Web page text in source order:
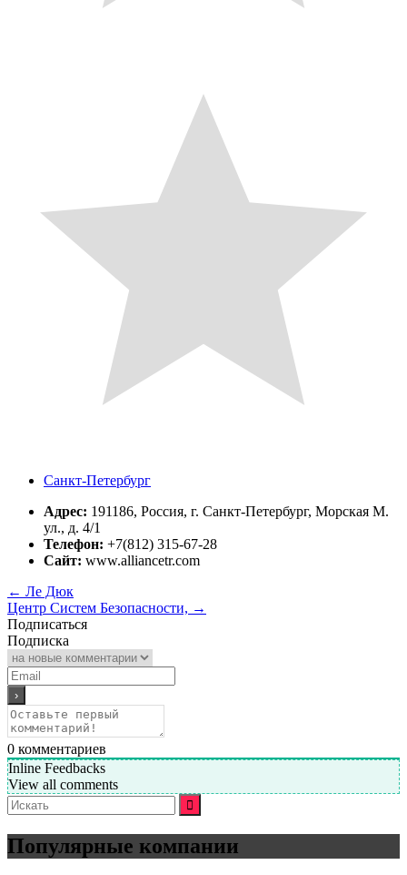
Санкт-Петербург
Адрес: 191186, Россия, г. Санкт-Петербург, Морская М.
ул., д. 4/1
Телефон: +7(812) 315-67-28
Сайт: www.alliancetr.com
← Ле Дюк
Центр Систем Безопасности, →
Подписаться
Подписка
0 комментариев
Inline Feedbacks
View all comments
Искать:
Популярные компании